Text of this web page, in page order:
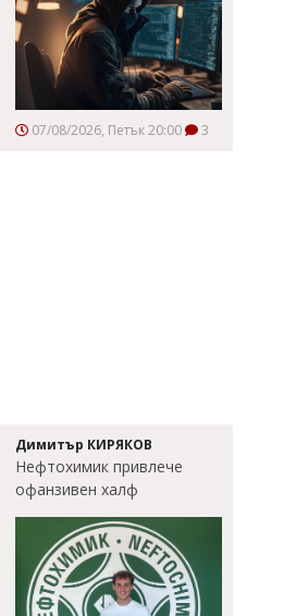
07/08/2026, Петък 20:00 3
Димитър КИРЯКОВ
Нефтохимик привлече
офанзивен халф